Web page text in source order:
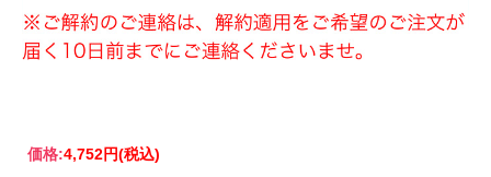
価格:4,752円(税込)